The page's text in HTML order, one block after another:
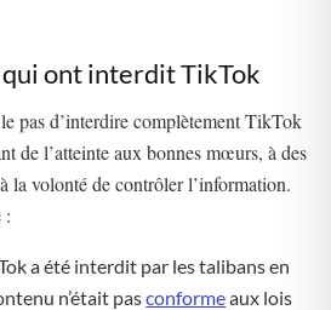
qui ont interdit TikTok
pas d’interdire complètement TikTok
de l’atteinte aux bonnes mœurs, à des
la volonté de contrôler l’information.
:
a été interdit par les talibans en
n’était pasconformeaux lois